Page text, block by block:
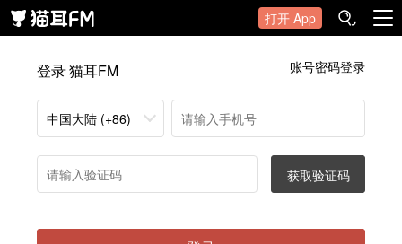
打开 App
登录 猫耳FM 账号密码登录
中国大陆 (+86)
获取验证码